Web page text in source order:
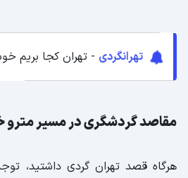
تهرانگردی - تهران کجا بریم
مقاصد گردشگری در مسیر مترو
هرگاه قصد تهران گردی داشتید،